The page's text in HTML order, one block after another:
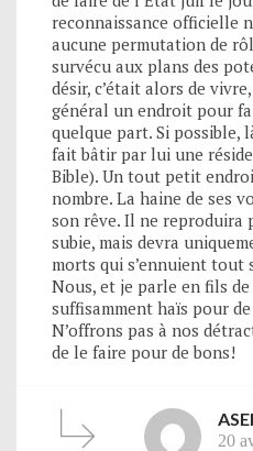
reconnaissance officielle
aucune permutation de
survécu aux plans des
désir, c’était alors de
général un endroit pour
quelque part. Si possible,
fait bâtir par lui une
Bible). Un tout petit
nombre. La haine de ses
son rêve. Il ne reproduira
subie, mais devra
morts qui s’ennuient tout
Nous, et je parle en fils de
suffisamment haïs pour
N’offrons pas à nos
de le faire pour de bons!
20